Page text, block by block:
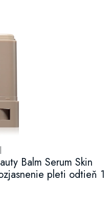
Balm Serum Skin
pleti odtieň 1